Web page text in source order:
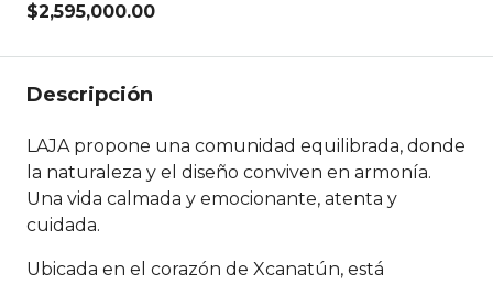
$2,595,000.00
Descripción
LAJA propone una comunidad equilibrada, donde
la naturaleza y el diseño conviven en armonía.
Una vida calmada y emocionante, atenta y
cuidada.
Ubicada en el corazón de Xcanatún, está